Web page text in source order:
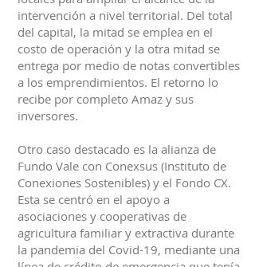
intervención a nivel territorial. Del total
del capital, la mitad se emplea en el
costo de operación y la otra mitad se
entrega por medio de notas convertibles
a los emprendimientos. El retorno lo
recibe por completo Amaz y sus
inversores.
Otro caso destacado es la alianza de
Fundo Vale con Conexsus (Instituto de
Conexiones Sostenibles) y el Fondo CX.
Esta se centró en el apoyo a
asociaciones y cooperativas de
agricultura familiar y extractiva durante
la pandemia del Covid-19, mediante una